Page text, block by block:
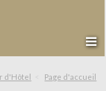
d'Hôtel Page d'accueil